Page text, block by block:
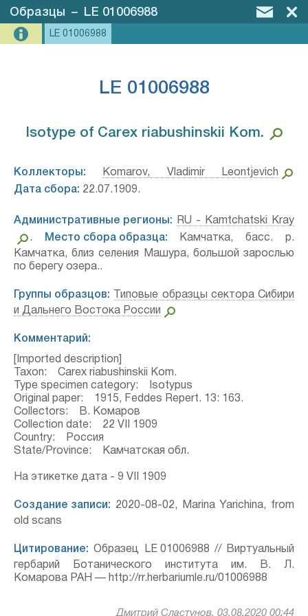
Образцы – LE 01006988
LE 01006988
LE 01006988
Isotype of Carex riabushinskii Kom.⁣
Коллекторы:
Komarov, Vladimir Leontjevich
Дата сбора: 22.07.1909.
Административные регионы:
RU - Kamtchatski Kray
.
Место сбора образца: Камчатка, басс. р.
Камчатка, близ селения Машура, большой зарослью
по берегу озера..
Группы образцов:
Типовые образцы сектора Сибири
и Дальнего Востока России
Комментарий:
[Imported description]
Taxon: Carex riabushinskii Kom.
Type specimen category: Isotypus
Original paper: 1915, Feddes Repert. 13: 163.
Collectors: В. Комаров
Collection date: 22 VII 1909
Country: Россия
State/Province: Камчатская обл.
На этикетке дата - 9 VII 1909
Создание записи: 2020-08-02, Marina Yarichina, from
old scans
Цитирование: Образец LE 01006988 // Виртуальный
гербарий Ботанического института им. В. Л.
Комарова РАН — http://rr.herbariumle.ru/01006988
Дмитрий Сластунов, 03.08.2020 00:44